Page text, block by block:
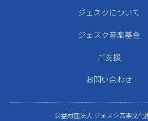
ジェスクについて
ジェスク音楽基金
ご支援
お問い合わせ
公益財団法人 ジェスク音楽文化